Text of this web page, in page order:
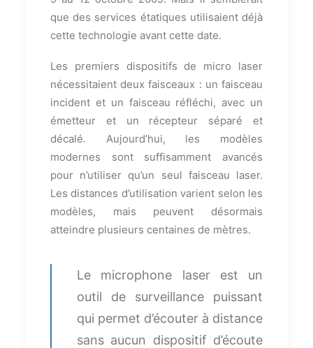
que des services étatiques utilisaient déjà
cette technologie avant cette date.
Les premiers dispositifs de micro laser
nécessitaient deux faisceaux : un faisceau
incident et un faisceau réfléchi, avec un
émetteur et un récepteur séparé et
décalé. Aujourd’hui, les modèles
modernes sont suffisamment avancés
pour n’utiliser qu’un seul faisceau laser.
Les distances d’utilisation varient selon les
modèles, mais peuvent désormais
atteindre plusieurs centaines de mètres.
Le microphone laser est un
outil de surveillance puissant
qui permet d’écouter à distance
sans aucun dispositif d’écoute